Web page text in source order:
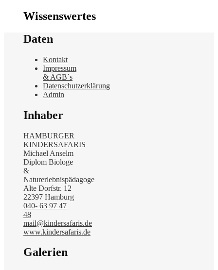
Wissenswertes
Daten
Kontakt
Impressum
& AGB´s
Datenschutzerklärung
Admin
Inhaber
HAMBURGER
KINDERSAFARIS
Michael Anselm
Diplom Biologe
&
Naturerlebnispädagoge
Alte Dorfstr. 12
22397 Hamburg
040- 63 97 47
48
mail@kindersafaris.de
www.kindersafaris.de
Galerien